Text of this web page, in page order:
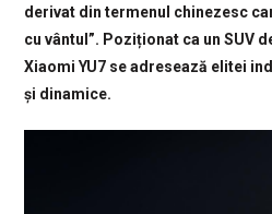
derivat din termenul chinezesc
cu vântul”. Poziționat ca un SUV
Xiaomi YU7 se adresează elitei
și dinamice.